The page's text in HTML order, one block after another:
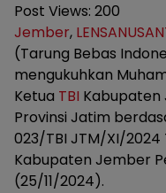
Post Views: 200
Jember,
(Tarung Bebas
mengukuhkan
Ketua TBI Kabupaten
Provinsi Jatim
023/TBI JTM/XI/
Kabupaten Jember
(25/11/2024).